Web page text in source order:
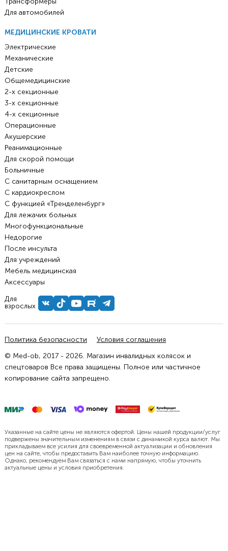
Для автомобилей
МЕДИЦИНСКИЕ КРОВАТИ
Электрические
Механические
Детские
Общемедицинские
2-х секционные
3-х секционные
4-х секционные
Операционные
Акушерские
Реанимационные
Для скорой помощи
Больничные
С санитарным оснащением
С кардиокреслом
С функцией «Тренделенбург»
Для лежачих больных
Многофункциональные
Недорогие
После инсульта
Для учреждений
Мебель медицинская
Аксессуары
Для
взрослых
Политика безопасности
Условия соглашения
© Med-ob, 2017 - 2026. Магазин инвалидных колясок и
спецтоваров Все права защищены. Полное или частичное
копирование сайта запрещено.
Указанные на сайте цены не являются офертой. Цены нашей продукции/услуг
подвержены значительным изменениям в связи с динамикой курса валют. Мы
прикладываем все усилия для своевременной актуализации и обновления
цен на сайте, чтобы предоставить Вам наиболее точную информацию.
Однако, рекомендуем Вам связаться с нами напрямую, чтобы уточнить
актуальные цены и условия приобретения.